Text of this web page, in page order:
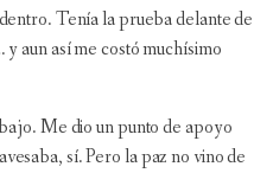
Tenía la prueba delante de
aun así me costó muchísimo
Me dio un punto de apoyo
sí. Pero la paz no vino de